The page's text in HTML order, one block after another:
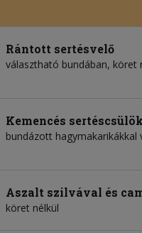
Rántott sertésvelő
választható bundában, köret
Kemencés sertéscsülök
bundázott
Aszalt szilvával és
köret nélkül